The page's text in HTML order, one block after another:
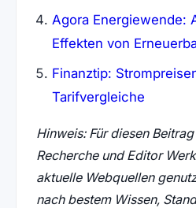
Agora Energiewende:
Effekten von
Finanztip:
Tarifvergleiche
Hinweis: Für diesen
Recherche und Editor
aktuelle Webquellen
nach bestem Wissen,